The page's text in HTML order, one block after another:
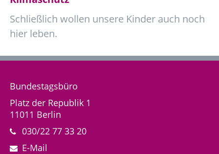
Schließlich wollen unsere Kinder auch noch
hier leben.
Bundestagsbüro
Platz der Republik 1
11011 Berlin
030/22 77 33 20
E-Mail